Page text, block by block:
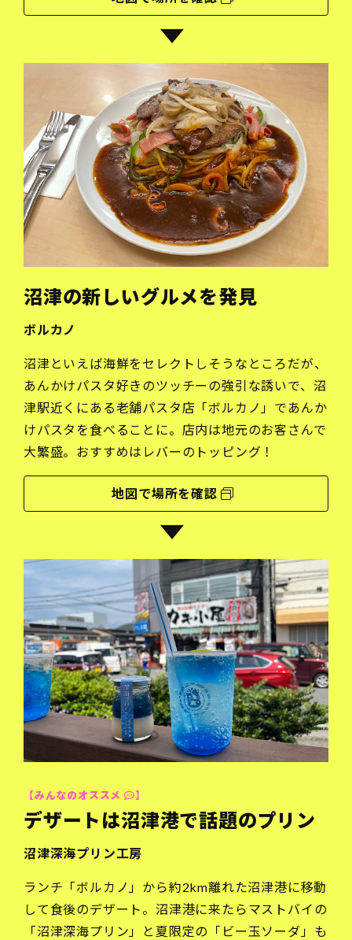
沼津の新しいグルメを発見
ボルカノ
沼津といえば海鮮をセレクトしそうなところだが、
あんかけパスタ好きのツッチーの強引な誘いで、沼
津駅近くにある老舗パスタ店「ボルカノ」であんか
けパスタを食べることに。店内は地元のお客さんで
大繁盛。おすすめはレバーのトッピング！
地図で場所を確認
【みんなのオススメ 】
デザートは沼津港で話題のプリン
沼津深海プリン工房
ランチ「ボルカノ」から約2km離れた沼津港に移動
して食後のデザート。沼津港に来たらマストバイの
「沼津深海プリン」と夏限定の「ビー玉ソーダ」も